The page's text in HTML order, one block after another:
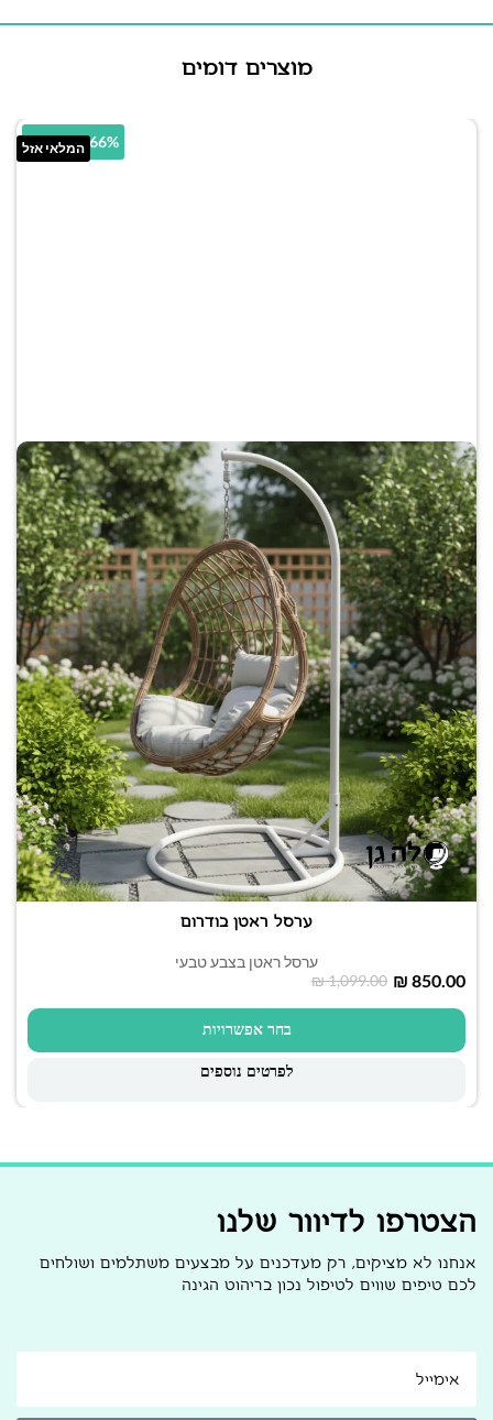
מוצרים דומים
המלאי אזל22.66% הנחה
ערסל ראטן בודרום
ערסל ראטן בצבע טבעי
₪1,099.00 ₪ 850.00
בחר אפשרויות
לפרטים נוספים
הצטרפו לדיוור שלנו
אנחנו לא מציקים, רק מעדכנים על מבצעים משתלמים ושולחים
לכם טיפים שווים לטיפול נכון בריהוט הגינה